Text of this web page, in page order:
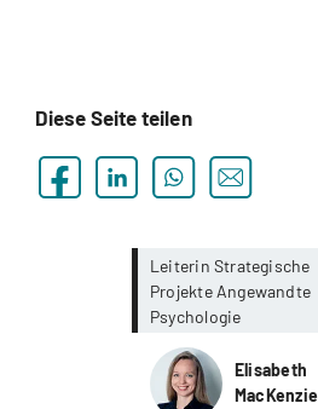
Diese Seite teilen
Leiterin Strategische
Projekte Angewandte
Psychologie
Elisabeth
MacKenzie